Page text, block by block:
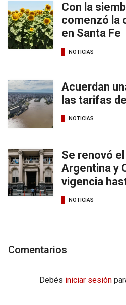
Con la
comenzó la
en Santa Fe
NOTICIAS
Acuerdan
las tarifas
NOTICIAS
Se renovó
Argentina y
vigencia
NOTICIAS
Comentarios
Debés iniciar sesión